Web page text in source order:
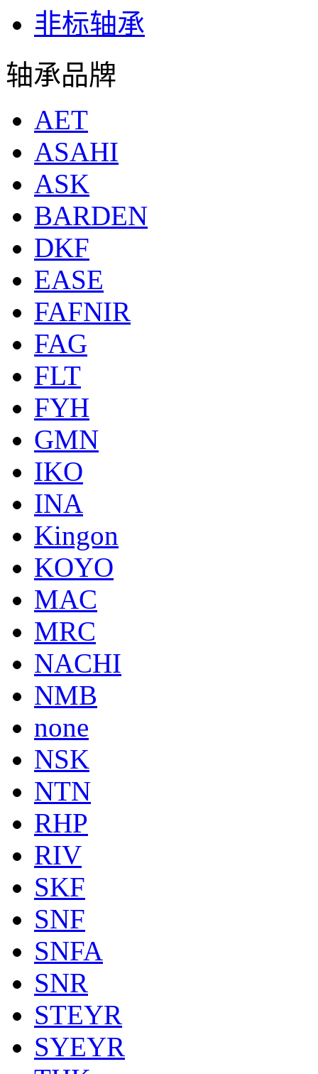
非标轴承
轴承品牌
AET
ASAHI
ASK
BARDEN
DKF
EASE
FAFNIR
FAG
FLT
FYH
GMN
IKO
INA
Kingon
KOYO
MAC
MRC
NACHI
NMB
none
NSK
NTN
RHP
RIV
SKF
SNF
SNFA
SNR
STEYR
SYEYR